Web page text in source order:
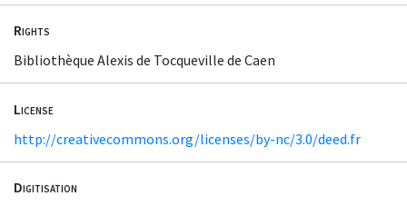
Rights
Bibliothèque Alexis de Tocqueville de Caen
License
http://creativecommons.org/licenses/by-nc/3.0/deed.fr
Digitisation